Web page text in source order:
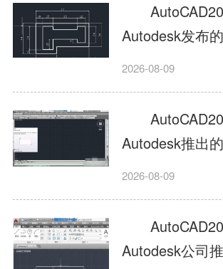
行业工程设计
纸标签页、实景
协同设计交流
令行智能纠错
理，支持Win8
云扫描数据导
DWG图纸格式
Autodesk发布
CAD制图设计
绘图工具。软
维绘图、图纸
设计及基础三
应用于建筑设
造、土木工程
多个行业。软
畅度与文件兼
2026-08-09
Autodesk推出
图设计软件，
建模作业，适
械、市政、室
业场景。软件
2026-08-09
Autodesk公司